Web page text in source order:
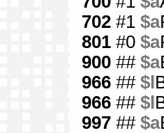
702 #1 $a
801 #0 $a
900 ## $a
966 ## $l
966 ## $l
997 ## $a